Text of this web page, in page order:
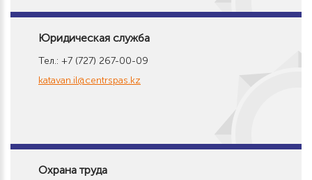
Юридическая служба
Тел.: +7 (727) 267-00-09
katavan.il@centrspas.kz
Охрана труда